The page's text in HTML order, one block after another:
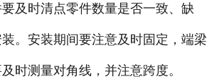
及时清点零件数量是否一致、缺
。安装期间要注意及时固定，端梁
时测量对角线，并注意跨度。